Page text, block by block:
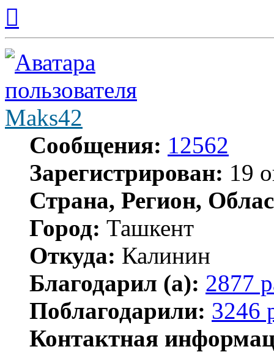
началу
Maks42
Сообщения: 12562
Зарегистрирован: 19
Страна, Регион,
Город: Ташкент
Откуда: Калинин
Благодарил (а): 2877
Поблагодарили: 3246
Контактная